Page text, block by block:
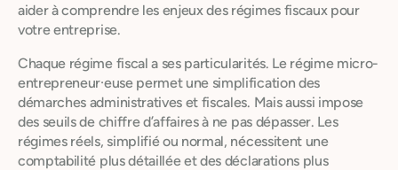
aider à comprendre les enjeux des régimes fiscaux pour
votre entreprise.
Chaque régime fiscal a ses particularités. Le régime micro-
entrepreneur·euse permet une simplification des
démarches administratives et fiscales. Mais aussi impose
des seuils de chiffre d’affaires à ne pas dépasser. Les
régimes réels, simplifié ou normal, nécessitent une
comptabilité plus détaillée et des déclarations plus